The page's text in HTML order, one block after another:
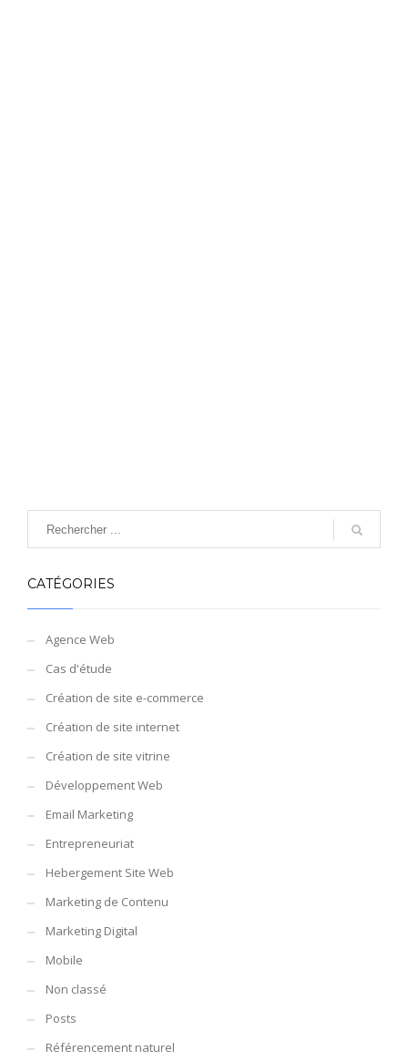
CATÉGORIES
Agence Web
Cas d'étude
Création de site e-commerce
Création de site internet
Création de site vitrine
Développement Web
Email Marketing
Entrepreneuriat
Hebergement Site Web
Marketing de Contenu
Marketing Digital
Mobile
Non classé
Posts
Référencement naturel